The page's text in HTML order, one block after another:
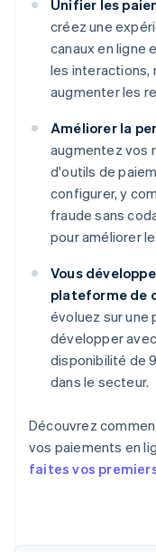
Unifier les
créez une
canaux en ligne
les interactions,
augmenter les
Améliorer la
augmentez vos
d'outils de
configurer, y
fraude sans
pour améliorer
Vous
plateforme de
évoluez sur une
développer
disponibilité de
dans le secteur.
Découvrez
vos paiements en
faites vos
English